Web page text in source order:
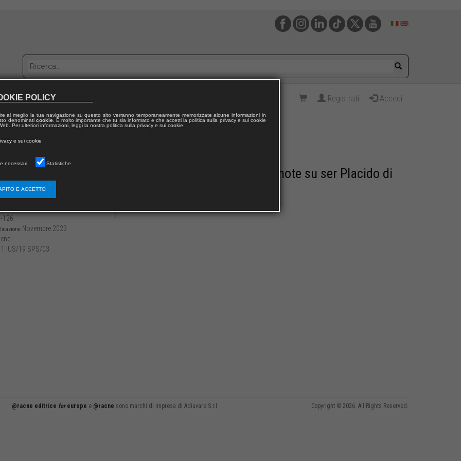
con noi Registrati Accedi
vescovile per la parte guelfa fiorentina. Alcune note su ser Placido di
da Pomarance
126
Novembre 2023
IUS/19 SPS/03
@racne editrice foreurope e @racne sono marchi di impresa di Adiuvare S.r.l. Copyright © 2026. All Rights Reserved.
POLICY
al meglio la tua navigazione su questo sito verranno temporaneamente memorizzate alcune informazioni in
denominati cookie. È molto importante che tu sia informato e che accetti la politica sulla privacy e sui cookie
Per ulteriori informazioni, leggi la nostra politica sulla privacy e sui cookie.
e sui cookie
necessari Statistiche
E ACCETTO